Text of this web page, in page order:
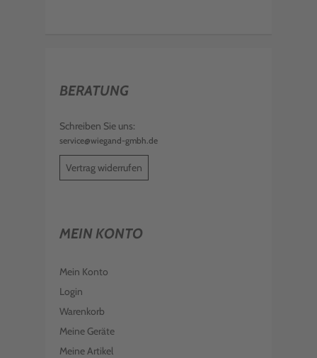
BERATUNG
Schreiben Sie uns:
service@wiegand-gmbh.de
Vertrag widerrufen
MEIN KONTO
Mein Konto
Login
Warenkorb
Meine Geräte
Meine Artikel